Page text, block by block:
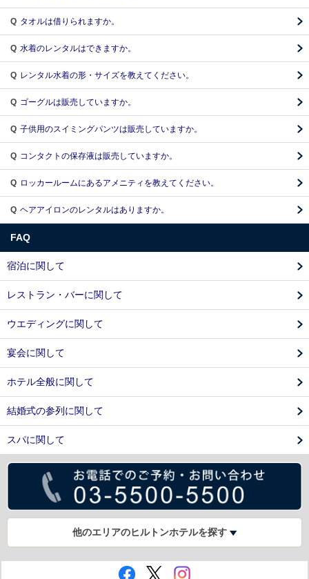
Q タオルは借りられますか。
Q ⽔着のレンタルはできますか。
Q レンタル⽔着の形・サイズを教えてください。
Q ゴーグルは販売していますか。
Q ⼦供⽤のスイミングパンツは販売していますか。
Q コンタクトの保存液は販売していますか。
Q ロッカールームにあるアメニティを教えてください。
Q ヘアアイロンのレンタルはありますか。
FAQ
宿泊に関して
レストラン・バーに関して
ウエディングに関して
宴会に関して
ホテル全般に関して
結婚式の参列に関して
スパに関して
他のエリアのヒルトンホテルを探す